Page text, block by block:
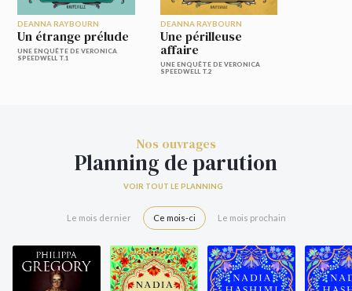
DEANNA RAYBOURN
Un étrange prélude
UNE ENQUÊTE DE VERONICA
SPEEDWELL T.1
DEANNA RAYBOURN
Une périlleuse
affaire
UNE ENQUÊTE DE VERONICA
SPEEDWELL T.2
Nos ouvrages
Planning de parution
VOIR TOUT LE PLANNING
Le mois dernier Ce mois-ci Le mois prochain